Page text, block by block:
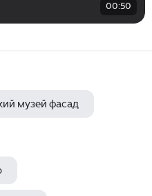
00:50
музей фасад